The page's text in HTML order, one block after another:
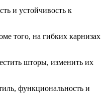
и устойчивость к
того, на гибких карнизах
шторы, изменить их
функциональность и